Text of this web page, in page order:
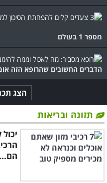
מספר 1 בעולם
הדברים החשובים שהרופא הזה
הצג
תזונה ובריאות
הם...